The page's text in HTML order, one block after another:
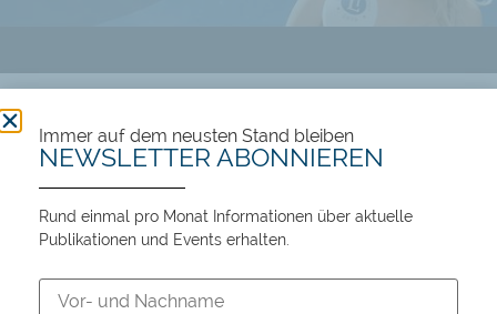
106 views
Immer auf dem neusten Stand bleiben
NEWSLETTER ABONNIEREN
Rund einmal pro Monat Informationen über aktuelle
Publikationen und Events erhalten.